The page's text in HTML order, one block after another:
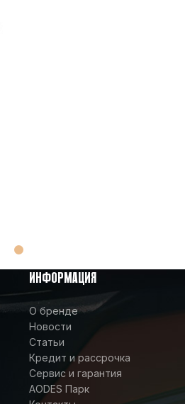
ИНФОРМАЦИЯ
О бренде
Новости
Статьи
Кредит и рассрочка
Сервис и гарантия
AODES Парк